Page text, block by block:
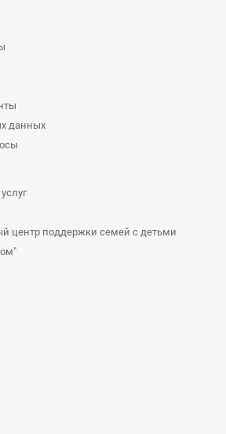
данных
центр поддержки семей с детьми